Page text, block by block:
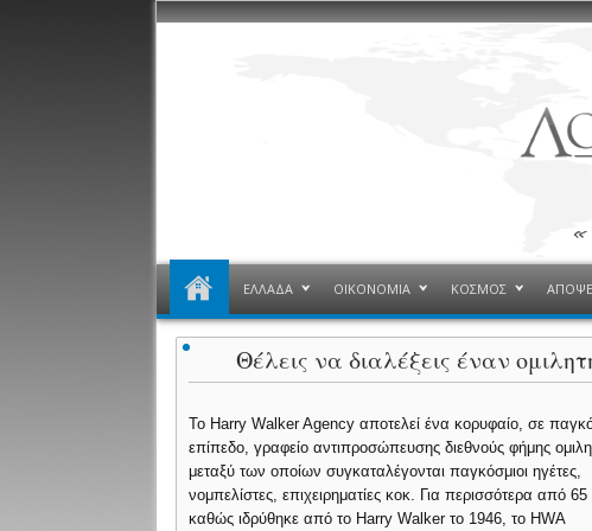
ΕΛΛΑΔΑ ΟΙΚΟΝΟΜΙΑ ΚΟΣΜΟΣ
Θέλεις να διαλέξεις έναν
To Harry Walker Agency αποτελεί ένα κορυφαίο, σε
επίπεδο, γραφείο αντιπροσώπευσης διεθνούς φήμης
μεταξύ των οποίων συγκαταλέγονται παγκόσμιοι ηγέτες,
νομπελίστες, επιχειρηματίες κοκ. Για περισσότερα από 65
καθώς ιδρύθηκε από το Harry Walker το 1946, το HWA